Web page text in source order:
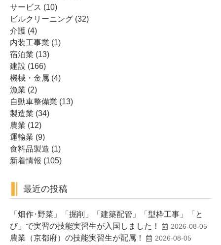
サービス (10)
ビルクリーニング (32)
介護 (4)
内装工事業 (1)
宿泊業 (13)
建設 (166)
機械・金属 (4)
漁業 (2)
自動車整備業 (13)
製造業 (34)
農業 (12)
運輸業 (9)
食料品製造 (1)
新着情報 (105)
最近の投稿
「畑作･野菜」「掘削」「建築配管」「型枠工事」「と
び」で実習の技能実習生が入国しました！
2026-08-05
農業（京都府）の技能実習生が配属！ 2026-08-05